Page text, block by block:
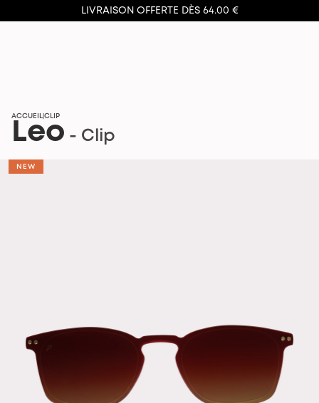
LIVRAISON OFFERTE DÈS 64.00 €
ACCUEIL CLIP
Leo - Clip
NEW